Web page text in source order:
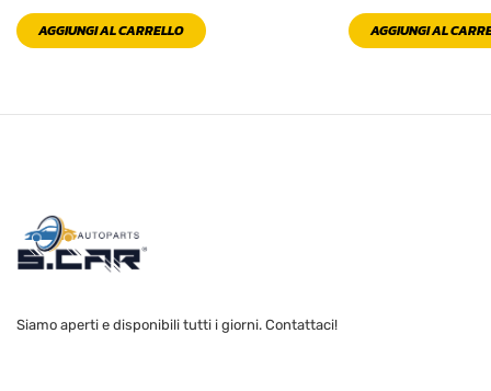
AGGIUNGI AL CARRELLO AGGIUNGI AL
Siamo aperti e disponibili tutti i giorni. Contattaci!